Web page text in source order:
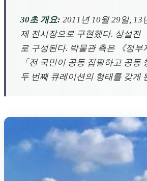
30초 개요: 2011년 10월 29일,
제 전시장으로 구현했다. 상설전
로 구성된다. 박물관 측은 《정부
「전 국민이 공동 집필하고 공
두 번째 큐레이션의 형태를 갖게